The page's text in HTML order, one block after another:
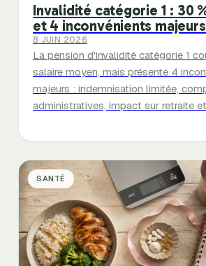
Invalidité catégorie 1 : 30
et 4 inconvénients
8 JUIN 2026
La pension d'invalidité catégorie 1
salaire moyen, mais présente 4
majeurs : indemnisation limitée,
administratives, impact sur retraite
SANTÉ